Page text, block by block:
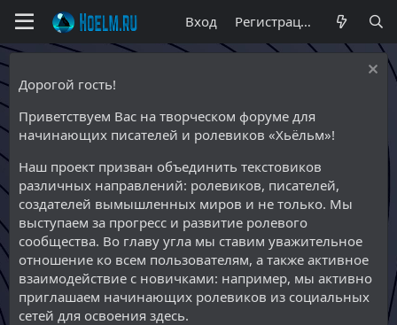
Вход Регистрация
Дорогой гость!
Приветствуем Вас на творческом форуме для
начинающих писателей и ролевиков «Хьёльм»!
Наш проект призван объединить текстовиков
различных направлений: ролевиков, писателей,
создателей вымышленных миров и не только. Мы
выступаем за прогресс и развитие ролевого
сообщества. Во главу угла мы ставим уважительное
отношение ко всем пользователям, а также активное
взаимодействие с новичками: например, мы активно
приглашаем начинающих ролевиков из социальных
сетей для освоения здесь.